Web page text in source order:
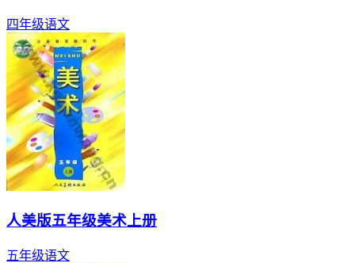
四年级语文
人美版五年级美术上册
五年级语文